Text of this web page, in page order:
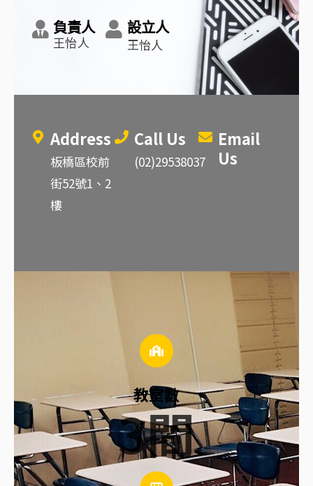
負責人
王怡人
設立人
王怡人
Address
板橋區校前
街52號1、2
樓
Call Us
(02)29538037
Email
Us
3間
教室數